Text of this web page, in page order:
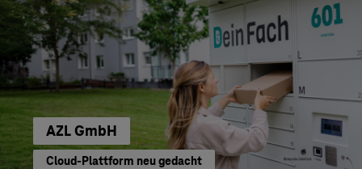
AZL GmbH
Cloud-Plattform neu gedacht